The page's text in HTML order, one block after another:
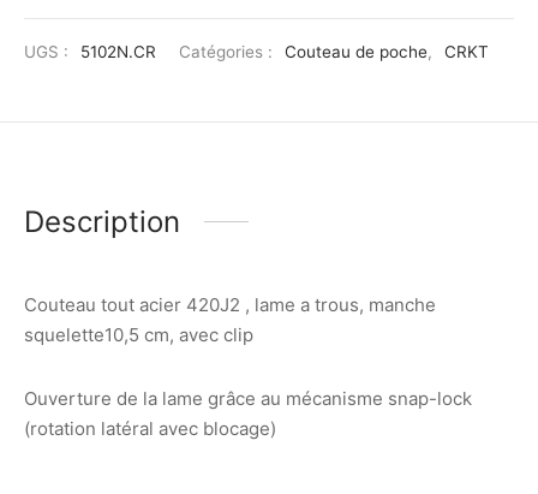
UGS : 5102N.CR Catégories : Couteau de poche, CRKT
Description
Couteau tout acier 420J2 , lame a trous, manche
squelette10,5 cm, avec clip
Ouverture de la lame grâce au mécanisme snap-lock
(rotation latéral avec blocage)